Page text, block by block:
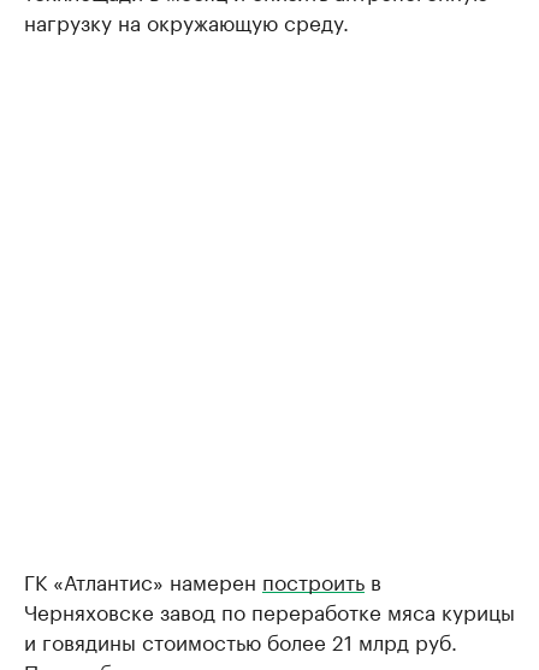
нагрузку на окружающую среду.
ГК «Атлантис» намерен построить в
Черняховске завод по переработке мяса курицы
и говядины стоимостью более 21 млрд руб.